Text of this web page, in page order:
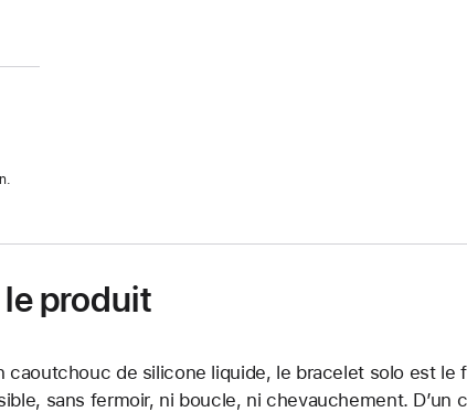
produit
caoutchouc de silicone liquide, le bracelet solo est le
sans fermoir, ni boucle, ni chevauchement. D’un